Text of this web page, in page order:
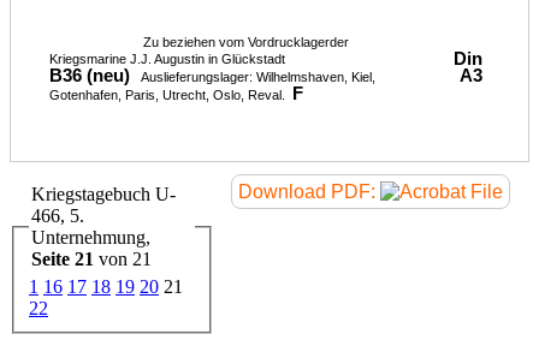
Zu beziehen vom Vordrucklagerder
Kriegsmarine J.J. Augustin in Glückstadt
B36 (neu) Auslieferungslager: Wilhelmshaven, Kiel,
Gotenhafen, Paris, Utrecht, Oslo, Reval.
F
Din
A3
Download PDF:
Kriegstagebuch U-
466, 5.
Unternehmung,
Seite 21 von 21
1 16 17 18 19 20 21
22